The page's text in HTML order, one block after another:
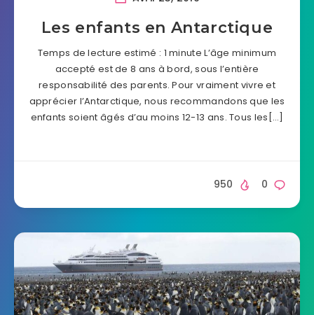
Les enfants en Antarctique
Temps de lecture estimé : 1 minute L’âge minimum
accepté est de 8 ans à bord, sous l’entière
responsabilité des parents. Pour vraiment vivre et
apprécier l’Antarctique, nous recommandons que les
enfants soient âgés d’au moins 12-13 ans. Tous les[…]
0
950